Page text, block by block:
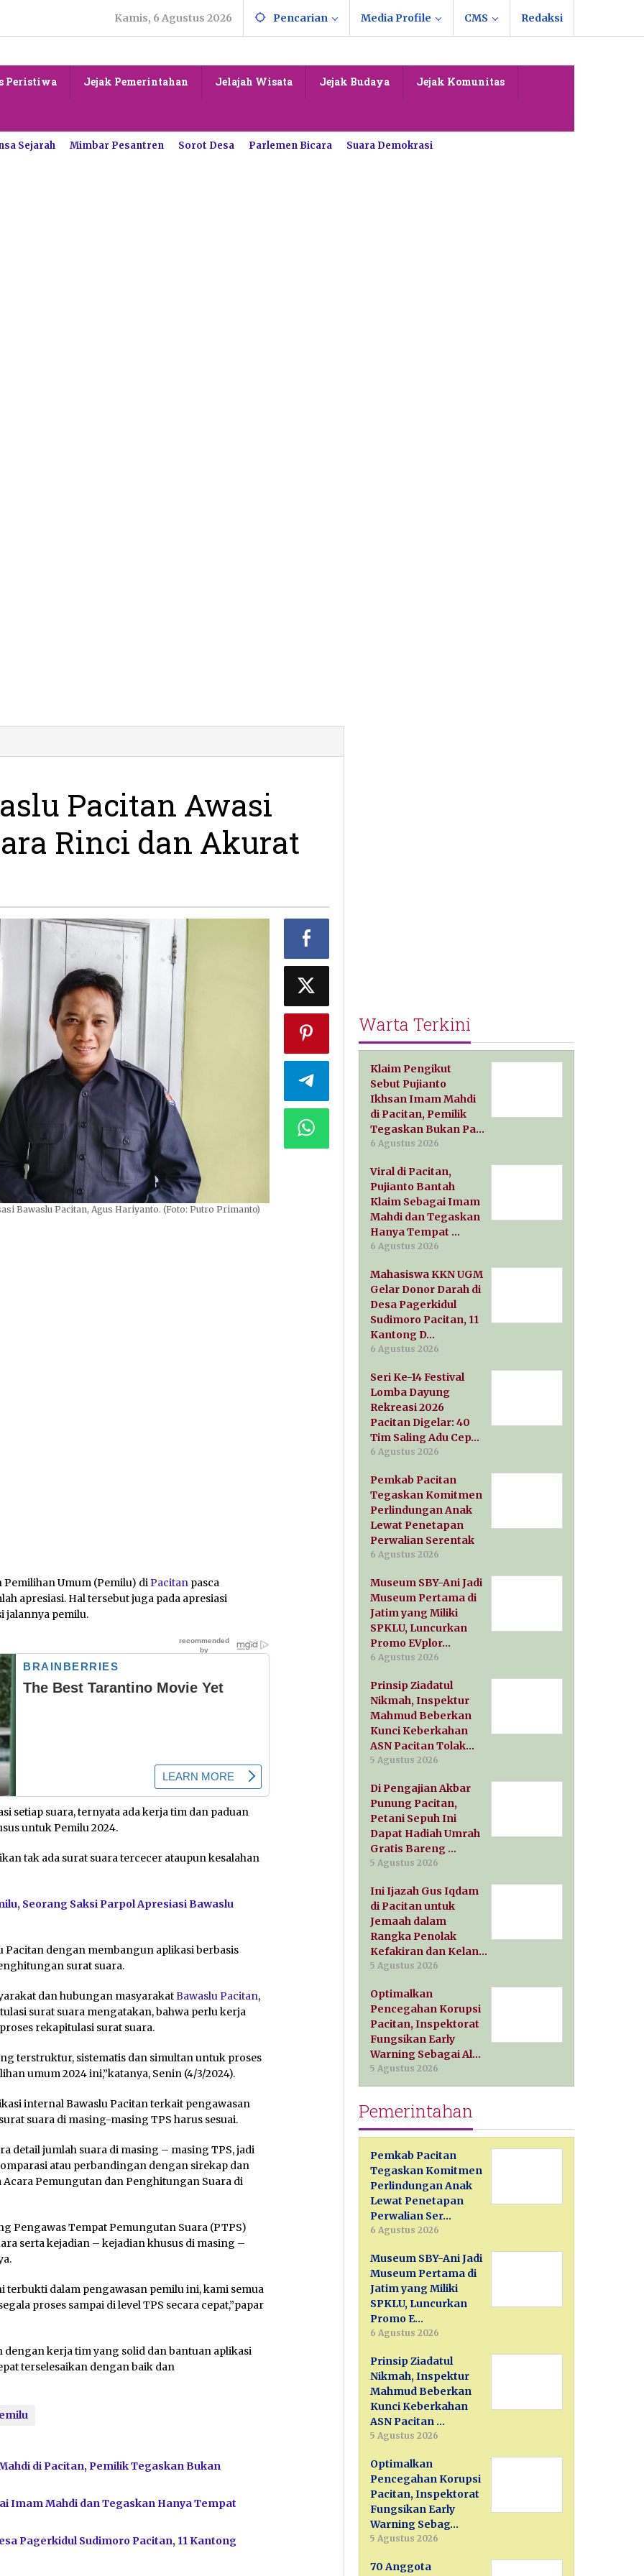
Kamis, 6 Agustus 2026 Pencarian Media Profile CMS Redaksi
Peristiwa Jejak Pemerintahan Jelajah Wisata Jejak Budaya Jejak Komunitas
Sejarah Mimbar Pesantren Sorot Desa Parlemen Bicara Suara Demokrasi
Pacitan Awasi
Rinci dan Akurat
Bawaslu Pacitan, Agus Hariyanto. (Foto: Putro Primanto)
Pemilihan Umum (Pemilu) diPacitan pasca
apresiasi. Hal tersebut juga pada apresiasi
jalannya pemilu.
setiap suara, ternyata ada kerja tim dan paduan
untuk Pemilu 2024.
tak ada surat suara tercecer ataupun kesalahan
Seorang Saksi Parpol Apresiasi Bawaslu
Pacitan dengan membangun aplikasi berbasis
surat suara.
dan hubungan masyarakatBawaslu Pacitan,
surat suara mengatakan, bahwa perlu kerja
rekapitulasi surat suara.
terstruktur, sistematis dan simultan untuk proses
umum 2024 ini,”katanya, Senin (4/3/2024).
internal Bawaslu Pacitan terkait pengawasan
suara di masing-masing TPS harus sesuai.
detail jumlah suara di masing – masing TPS, jadi
atau perbandingan dengan sirekap dan
Pemungutan dan Penghitungan Suara di
Pengawas Tempat Pemungutan Suara (PTPS)
serta kejadian – kejadian khusus di masing –
terbukti dalam pengawasan pemilu ini, kami semua
proses sampai di level TPS secara cepat,”papar
kerja tim yang solid dan bantuan aplikasi
terselesaikan dengan baik dan
di Pacitan, Pemilik Tegaskan Bukan
Imam Mahdi dan Tegaskan Hanya Tempat
Pagerkidul Sudimoro Pacitan, 11 Kantong
Warta Terkini
Klaim Pengikut
Sebut Pujianto
Ikhsan Imam Mahdi
di Pacitan, Pemilik
Tegaskan Bukan Pa…
6 Agustus 2026
Viral di Pacitan,
Pujianto Bantah
Klaim Sebagai Imam
Mahdi dan Tegaskan
Hanya Tempat …
6 Agustus 2026
Mahasiswa KKN UGM
Gelar Donor Darah di
Desa Pagerkidul
Sudimoro Pacitan, 11
Kantong D…
6 Agustus 2026
Seri Ke-14 Festival
Lomba Dayung
Rekreasi 2026
Pacitan Digelar: 40
Tim Saling Adu Cep…
6 Agustus 2026
Pemkab Pacitan
Tegaskan Komitmen
Perlindungan Anak
Lewat Penetapan
Perwalian Serentak
6 Agustus 2026
Museum SBY-Ani Jadi
Museum Pertama di
Jatim yang Miliki
SPKLU, Luncurkan
Promo EVplor…
6 Agustus 2026
Prinsip Ziadatul
Nikmah, Inspektur
Mahmud Beberkan
Kunci Keberkahan
ASN Pacitan Tolak…
5 Agustus 2026
Di Pengajian Akbar
Punung Pacitan,
Petani Sepuh Ini
Dapat Hadiah Umrah
Gratis Bareng …
5 Agustus 2026
Ini Ijazah Gus Iqdam
di Pacitan untuk
Jemaah dalam
Rangka Penolak
Kefakiran dan Kelan…
5 Agustus 2026
Optimalkan
Pencegahan Korupsi
Pacitan, Inspektorat
Fungsikan Early
Warning Sebagai Al…
5 Agustus 2026
Pemerintahan
Pemkab Pacitan
Tegaskan Komitmen
Perlindungan Anak
Lewat Penetapan
Perwalian Ser…
6 Agustus 2026
Museum SBY-Ani Jadi
Museum Pertama di
Jatim yang Miliki
SPKLU, Luncurkan
Promo E…
6 Agustus 2026
Prinsip Ziadatul
Nikmah, Inspektur
Mahmud Beberkan
Kunci Keberkahan
ASN Pacitan …
5 Agustus 2026
Optimalkan
Pencegahan Korupsi
Pacitan, Inspektorat
Fungsikan Early
Warning Sebag…
5 Agustus 2026
70 Anggota